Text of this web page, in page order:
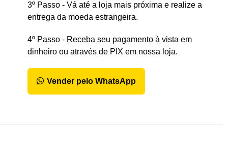
3º Passo - Vá até a loja mais próxima e realize a
entrega da moeda estrangeira.
4º Passo - Receba seu pagamento à vista em
dinheiro ou através de PIX em nossa loja.
Vender pelo WhatsApp